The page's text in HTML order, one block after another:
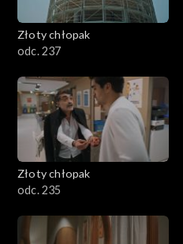
Złoty chłopak
odc. 237
Złoty chłopak
odc. 235